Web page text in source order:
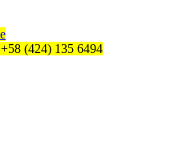
(424) 135 6494